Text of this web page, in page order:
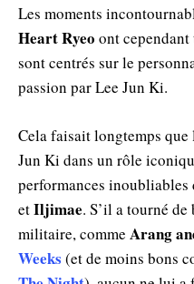
Les moments
Heart Ryeo ont
sont centrés sur le
passion par Lee Jun Ki.
Cela faisait longtemps
Jun Ki dans un rôle
performances inoubliables
etIljimae. S’il a tourné
militaire, comme Arang
Weeks (et de moins bons